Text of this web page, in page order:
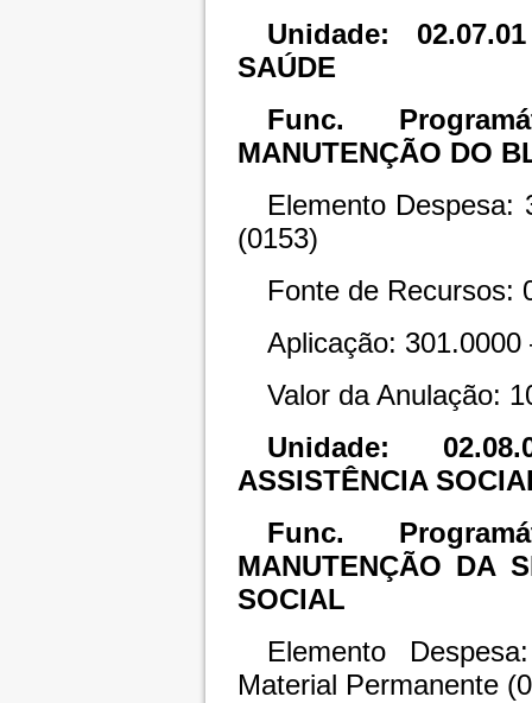
Unidade:
SAÚDE
Func.
MANUTENÇÃO DO
Elemento Despesa:
(0153)
Fonte de Recursos:
Aplicação:
Valor da Anulação:
Unidade:
ASSISTÊNCIA
Func.
MANUTENÇÃO DA
SOCIAL
Elemento
Material Permanente